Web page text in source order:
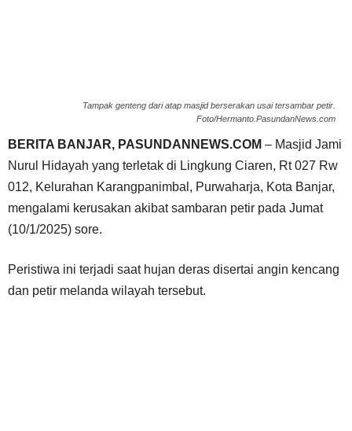
Tampak genteng dari atap masjid berserakan usai tersambar petir.
Foto/Hermanto.PasundanNews.com
BERITA BANJAR, PASUNDANNEWS.COM – Masjid Jami
Nurul Hidayah yang terletak di Lingkung Ciaren, Rt 027 Rw
012, Kelurahan Karangpanimbal, Purwaharja, Kota Banjar,
mengalami kerusakan akibat sambaran petir pada Jumat
(10/1/2025) sore.
Peristiwa ini terjadi saat hujan deras disertai angin kencang
dan petir melanda wilayah tersebut.